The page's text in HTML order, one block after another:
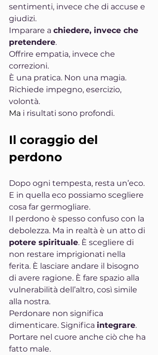
sentimenti, invece che di accuse e
giudizi.
Imparare a chiedere, invece che
pretendere.
Offrire empatia, invece che
correzioni.
È una pratica. Non una magia.
Richiede impegno, esercizio,
volontà.
Ma i risultati sono profondi.
Il coraggio del
perdono
Dopo ogni tempesta, resta un’eco.
E in quella eco possiamo scegliere
cosa far germogliare.
Il perdono è spesso confuso con la
debolezza. Ma in realtà è un atto di
potere spirituale. È scegliere di
non restare imprigionati nella
ferita. È lasciare andare il bisogno
di avere ragione. È fare spazio alla
vulnerabilità dell’altro, così simile
alla nostra.
Perdonare non significa
dimenticare. Significa integrare.
Portare nel cuore anche ciò che ha
fatto male.